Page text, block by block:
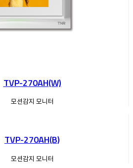
TVP-270AH(W)
모션감지 모니터
TVP-270AH(B)
모션감지 모니터